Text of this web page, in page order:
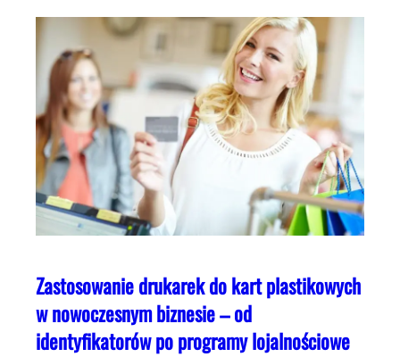
Zastosowanie drukarek do kart plastikowych
w nowoczesnym biznesie – od
identyfikatorów po programy lojalnościowe